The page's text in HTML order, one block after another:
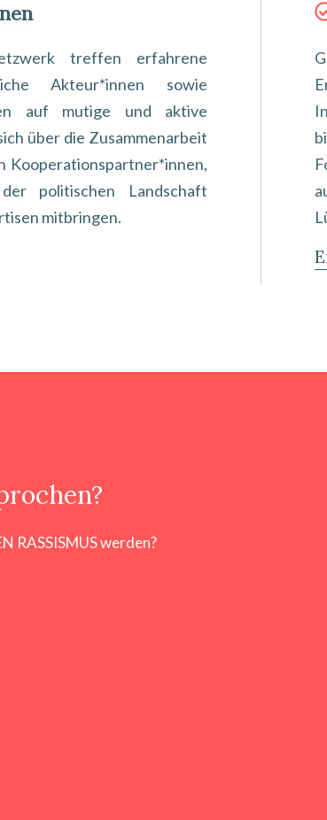
treffen erfahrene
Akteur*innen sowie
auf mutige und aktive
über die Zusammenarbeit
Kooperationspartner*innen,
politischen Landschaft
mitbringen.
RASSISMUS werden?